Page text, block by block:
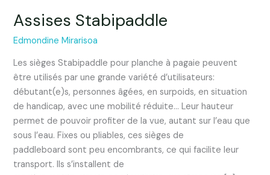
Assises Stabipaddle
Edmondine Mirarisoa
Les sièges Stabipaddle pour planche à pagaie peuvent
être utilisés par une grande variété d’utilisateurs:
débutant(e)s, personnes âgées, en surpoids, en situation
de handicap, avec une mobilité réduite… Leur hauteur
permet de pouvoir profiter de la vue, autant sur l’eau que
sous l’eau. Fixes ou pliables, ces sièges de
paddleboard sont peu encombrants, ce qui facilite leur
transport. Ils s’installent de